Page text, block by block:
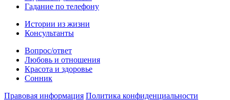
Гадание по телефону
Истории из жизни
Консультанты
Вопрос/ответ
Любовь и отношения
Красота и здоровье
Сонник
Правовая информация Политика конфиденциальности